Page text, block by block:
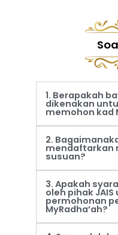
1. Berapakah
dikenakan
memohon kad
2.
mendaftarkan
susuan?
3. Apakah
oleh pihak
permohonan
MyRadha’ah?